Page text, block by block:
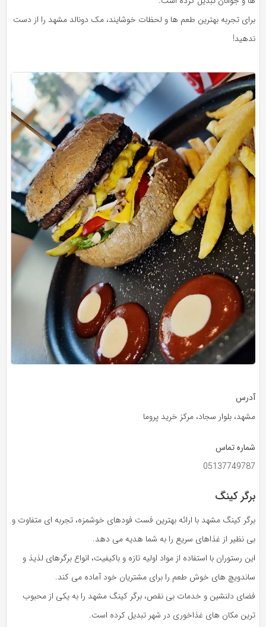
برای تجربه بهترین طعم‌ ها و لحظات خوشایند، مک دونالد مشهد را از دست
ندهید!
آدرس
مشهد، بلوار سجاد، مرکز خرید پروما
شماره تماس
05137749787
برگر کینگ
برگر کینگ مشهد با ارائه بهترین فست فودهای خوشمزه، تجربه‌ ای متفاوت و
بی‌ نظیر از غذاهای سریع را به شما هدیه می‌ دهد.
این رستوران با استفاده از مواد اولیه تازه و باکیفیت، انواع برگرهای لذیذ و
ساندویچ‌ های خوش‌ طعم را برای مشتریان خود آماده می‌ کند.
فضای دلنشین و خدمات بی‌ نقص، برگر کینگ مشهد را به یکی از محبوب‌
ترین مکان‌ های غذاخوری در شهر تبدیل کرده است.